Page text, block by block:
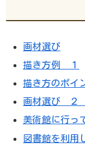
画材選び
描き方例 １
描き方のポイ
画材選び ２
美術館に行っ
図書館を利用